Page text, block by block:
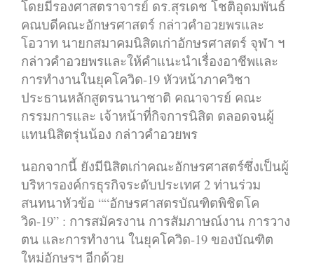
โดยมีรองศาสตราจารย์ ดร.สุรเดช โชติอุดมพันธ์
คณบดีคณะอักษรศาสตร์ กล่าวคำอวยพรและ
โอวาท นายกสมาคมนิสิตเก่าอักษรศาสตร์ จุฬา ฯ
กล่าวคำอวยพรและให้คำแนะนำเรื่องอาชีพและ
การทำงานในยุคโควิด-19 หัวหน้าภาควิชา
ประธานหลักสูตรนานาชาติ คณาจารย์ คณะ
กรรมการและ เจ้าหน้าที่กิจการนิสิต ตลอดจนผู้
แทนนิสิตรุ่นน้อง กล่าวคำอวยพร
นอกจากนี้ ยังมีนิสิตเก่าคณะอักษรศาสตร์ซึ่งเป็นผู้
บริหารองค์กรธุรกิจระดับประเทศ 2 ท่านร่วม
สนทนาหัวข้อ ““อักษรศาสตรบัณฑิตพิชิตโค
วิด-19” : การสมัครงาน การสัมภาษณ์งาน การวาง
ตน และการทำงาน ในยุคโควิด-19 ของบัณฑิต
ใหม่อักษรฯ อีกด้วย